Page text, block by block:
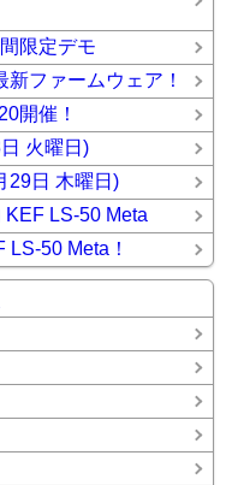
限定デモ
新ファームウェア！
開催！
火曜日)
29日 木曜日)
KEF LS-50 Meta
LS-50 Meta！